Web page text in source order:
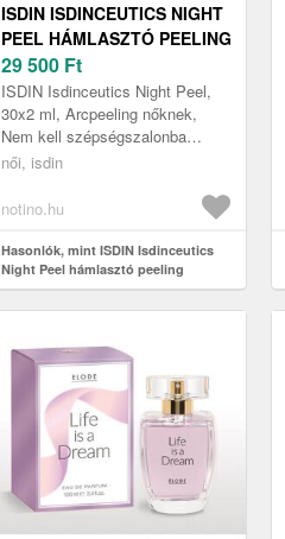
ISDIN ISDINCEUTICS NIGHT
PEEL HÁMLASZTÓ PEELING
SZÉRUM AMPULLÁKBAN
30X2 ML
29 500 Ft
ISDIN Isdinceutics Night Peel,
30x2 ml, Arcpeeling nőknek,
Nem kell szépségszalonba
mennie a hatékony
a bőrhibákat. A...
női, isdin
notino.hu
Hasonlók, mint ISDIN Isdinceutics
Night Peel hámlasztó peeling
szérum ampullákban 30x2 ml